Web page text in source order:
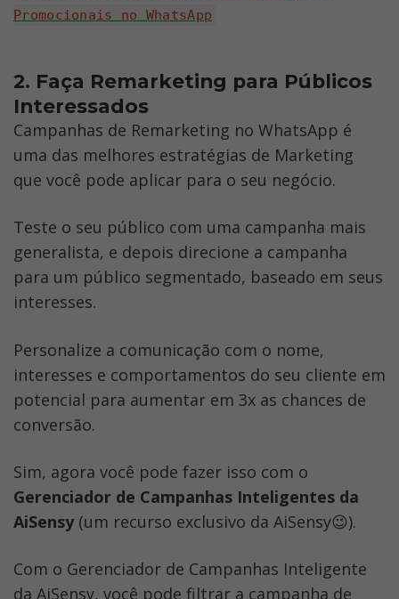
Promocionais no WhatsApp
2. Faça Remarketing para Públicos
Interessados
Campanhas de Remarketing no WhatsApp é
uma das melhores estratégias de Marketing
que você pode aplicar para o seu negócio.
Teste o seu público com uma campanha mais
generalista, e depois direcione a campanha
para um público segmentado, baseado em seus
interesses.
Personalize a comunicação com o nome,
interesses e comportamentos do seu cliente em
potencial para aumentar em 3x as chances de
conversão.
Gerenciador de Campanhas Inteligentes da
AiSensy (um recurso exclusivo da AiSensy😉).
Com o Gerenciador de Campanhas Inteligente
da AiSensy, você pode filtrar a campanha de